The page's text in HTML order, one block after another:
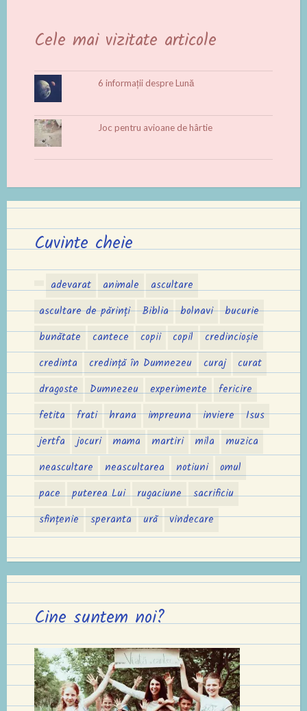
Cele mai vizitate articole
6 informații despre Lună
Joc pentru avioane de hârtie
Cuvinte cheie
adevarat animale
ascultare
ascultare de părinți
Biblia bolnavi
bucurie
bunătate
cantece copii copil
credincioșie
credinta
credință în Dumnezeu curaj
curat
dragoste
Dumnezeu experimente
fericire
fetita
frati hrana impreuna inviere
Isus
jertfa
jocuri mama martiri mila
muzica
neascultare
neascultarea notiuni
omul
pace
puterea Lui rugaciune
sacrificiu
sfințenie
speranta ură vindecare
Cine suntem noi?